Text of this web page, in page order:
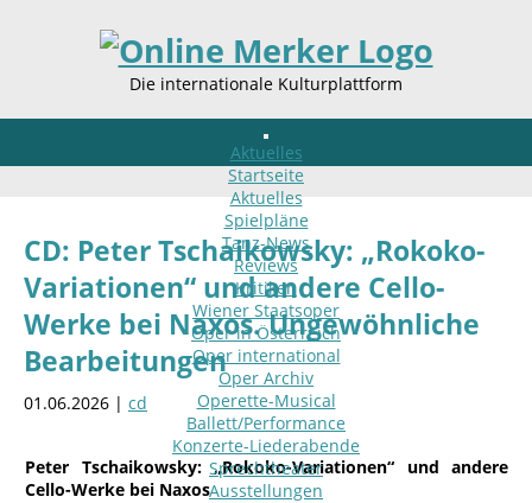
Die internationale Kulturplattform
Aktuelles
Startseite
Aktuelles
Spielpläne
Tanz-News
Reviews
Kritiken
Wiener Staatsoper
Oper in Österreich
Oper international
Oper Archiv
Operette-Musical
Ballett/Performance
Konzerte-Liederabende
Sprechtheater
Ausstellungen
CD: Peter Tschaikowsky: „Rokoko-
Variationen“ und andere Cello-
Werke bei Naxos. Ungewöhnliche
Bearbeitungen
01.06.2026 | cd
Peter Tschaikowsky: „Rokoko-Variationen“ und andere
Cello-Werke bei Naxos